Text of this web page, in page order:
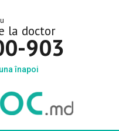
la doctor
903
înapoi